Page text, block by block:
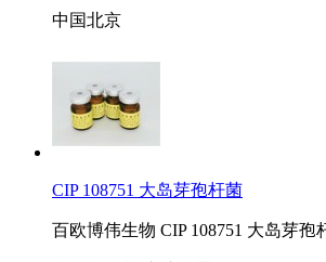
中国北京
CIP 108751 大岛芽孢杆菌
百欧博伟生物 CIP 108751 大岛芽